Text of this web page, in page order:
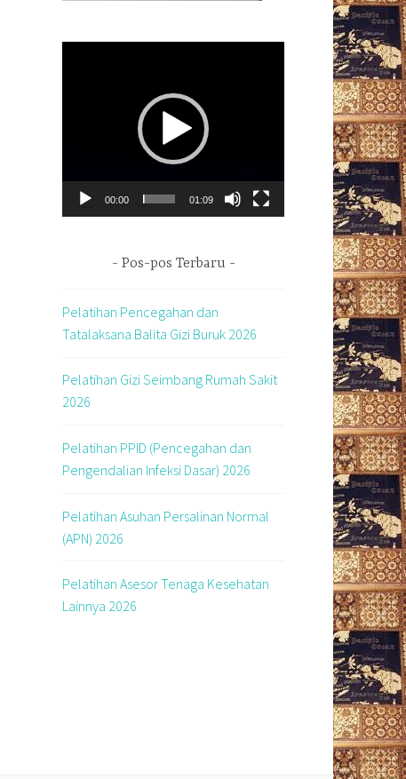
00:00 01:09
Pos-pos Terbaru
Pelatihan Pencegahan dan
Tatalaksana Balita Gizi Buruk 2026
Pelatihan Gizi Seimbang Rumah Sakit
2026
Pelatihan PPID (Pencegahan dan
Pengendalian Infeksi Dasar) 2026
Pelatihan Asuhan Persalinan Normal
(APN) 2026
Pelatihan Asesor Tenaga Kesehatan
Lainnya 2026